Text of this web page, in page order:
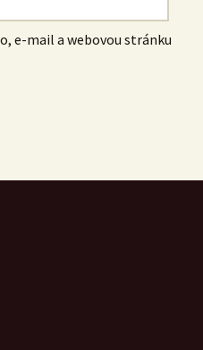
e-mail a webovou stránku